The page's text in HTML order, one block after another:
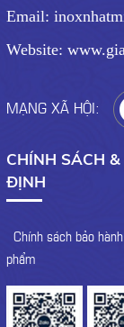
Email:
Website:
MẠNG XÃ HỘI:
CHÍNH SÁCH &
ĐỊNH
- Chính sách bảo
phẩm